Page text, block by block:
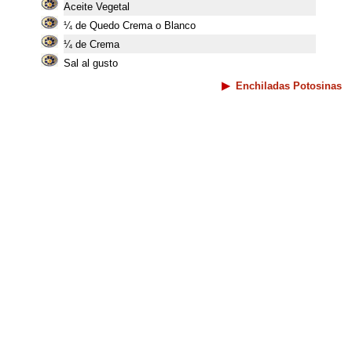
Aceite Vegetal
¼ de Quedo Crema o Blanco
¼ de Crema
Sal al gusto
Enchiladas Potosinas